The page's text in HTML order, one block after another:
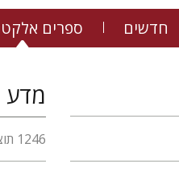
חדשים ספרים
1246 תוצאות